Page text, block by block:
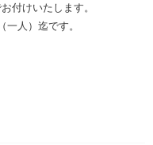
記念日にぴったりのサプラ
。旬のフルーツをふんだん
れていた」とのお言葉、大
持ちにさせていただきまし
付けいたします。
人）迄です。